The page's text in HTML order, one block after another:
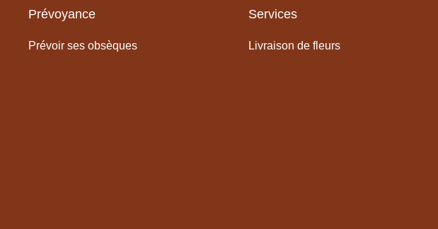
Prévoyance
Prévoir ses obsèques
Services
Livraison de fleurs